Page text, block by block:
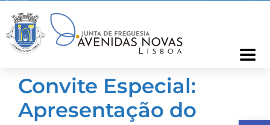
content
Freguesia
Convite Especial:
Apresentação do